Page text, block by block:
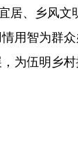
居、乡风
用智为群
为伍明乡村